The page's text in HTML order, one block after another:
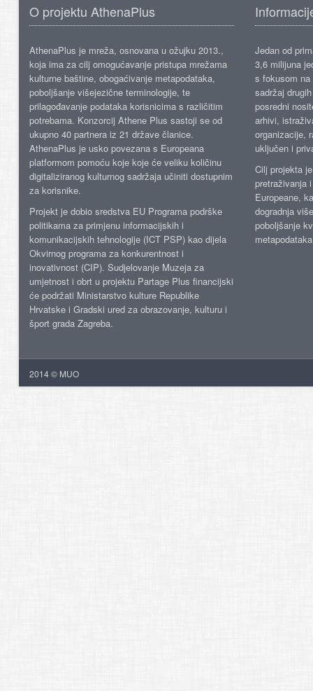
O projektu AthenaPlus
AthenaPlus je mreža, osnovana u ožujku 2013.,
koja ima za cilj omogućavanje pristupa mrežama
kulturne baštine, obogaćivanje metapodataka,
poboljšanje višejezične terminologije, te
prilagođavanje podataka korisnicima s različitim
potrebama. Konzorcij Athene Plus sastoji se od
ukupno 40 partnera iz 21 države članice.
AthenaPlus je usko povezana s Europeana
platformom pomoću koje koje će veliku količinu
digitaliziranog kulturnog sadržaja učiniti dostupnim
za korisnike.
Projekt je dobio sredstva EU Programa podrške
politikama za primjenu informacijskih i
komunikacijskih tehnologije (ICT PSP) kao dijela
Okvirnog programa za konkurentnost i
inovativnost (CIP). Sudjelovanje Muzeja za
umjetnost i obrt u projektu Partage Plus financijski
će podržati Ministarstvo kulture Republike
Hrvatske i Gradski ured za obrazovanje, kulturu i
šport grada Zagreba.
Jedan od
3,6 milijuna
s fokusom
sadržaj
posredni
arhivi,
organizacije,
uključen i
Cilj projekta
pretraživanja
Europeane,
dogradnja
poboljšanje
2014 © MUO